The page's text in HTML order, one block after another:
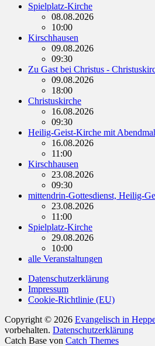
Spielplatz-Kirche
08.08.2026
10:00
Kirschhausen
09.08.2026
09:30
Zu Gast bei Christus -
09.08.2026
18:00
Christuskirche
16.08.2026
09:30
Heilig-Geist-Kirche mit
16.08.2026
11:00
Kirschhausen
23.08.2026
09:30
mittendrin-Gottesdienst, Heilig-
23.08.2026
11:00
Spielplatz-Kirche
29.08.2026
10:00
alle Veranstaltungen
Datenschutzerklärung
Impressum
Cookie-Richtlinie (EU)
Copyright © 2026 Evangelisch in
vorbehalten. Datenschutzerklärung
Catch Base von Catch Themes